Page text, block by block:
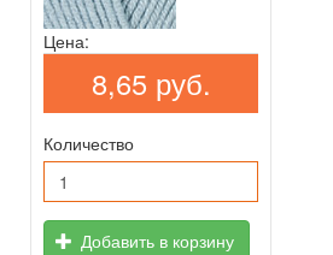
Цена:
8,65 руб.
Количество
Добавить в корзину